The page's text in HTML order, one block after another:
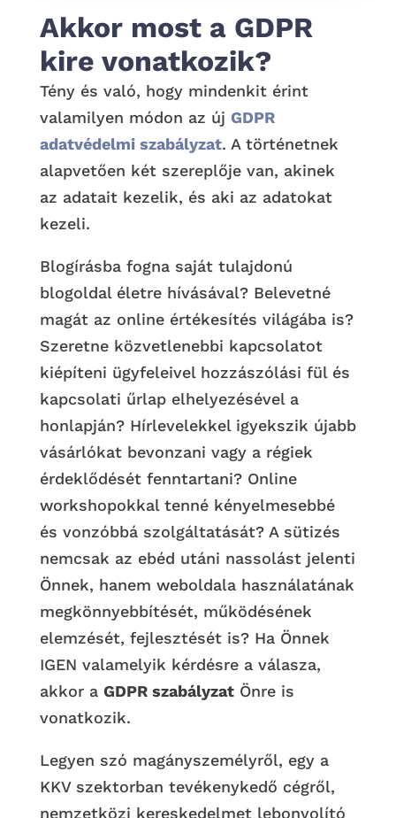
Akkor most a GDPR
kire vonatkozik?
Tény és való, hogy mindenkit érint
valamilyen módon az új GDPR
adatvédelmi szabályzat. A történetnek
alapvetően két szereplője van, akinek
az adatait kezelik, és aki az adatokat
kezeli.
Blogírásba fogna saját tulajdonú
blogoldal életre hívásával? Belevetné
magát az online értékesítés világába is?
Szeretne közvetlenebbi kapcsolatot
kiépíteni ügyfeleivel hozzászólási fül és
kapcsolati űrlap elhelyezésével a
honlapján? Hírlevelekkel igyekszik újabb
vásárlókat bevonzani vagy a régiek
érdeklődését fenntartani? Online
workshopokkal tenné kényelmesebbé
és vonzóbbá szolgáltatását? A sütizés
nemcsak az ebéd utáni nassolást jelenti
Önnek, hanem weboldala használatának
megkönnyebbítését, működésének
elemzését, fejlesztését is? Ha Önnek
IGEN valamelyik kérdésre a válasza,
akkor a GDPR szabályzatÖnre is
vonatkozik.
Legyen szó magányszemélyről, egy a
KKV szektorban tevékenykedő cégről,
nemzetközi kereskedelmet lebonyolító